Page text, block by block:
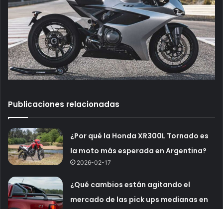
Publicaciones relacionadas
¿Por qué la Honda XR300L Tornado es
la moto más esperada en Argentina?
2026-02-17
¿Qué cambios están agitando el
mercado de las pick ups medianas en